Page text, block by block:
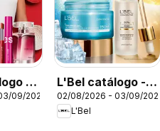
-
09/2026
L'Bel catálogo -
Campaña 13
02/08/2026 - 03/09/2026
L'Bel